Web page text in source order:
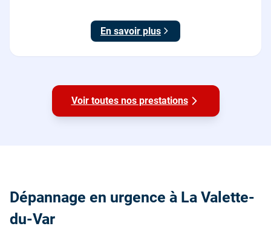
sol, réglage et essais. 995 euros HT (1194 TTC).
En savoir plus
Voir toutes nos prestations
Dépannage en urgence à La Valette-
du-Var